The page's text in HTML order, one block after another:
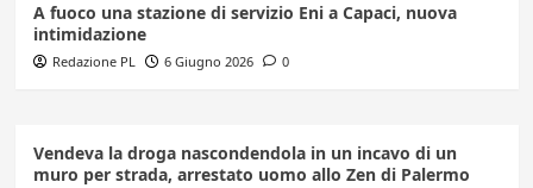
A fuoco una stazione di servizio Eni a Capaci, nuova
intimidazione
Redazione PL 6 Giugno 2026 0
Vendeva la droga nascondendola in un incavo di un
muro per strada, arrestato uomo allo Zen di Palermo